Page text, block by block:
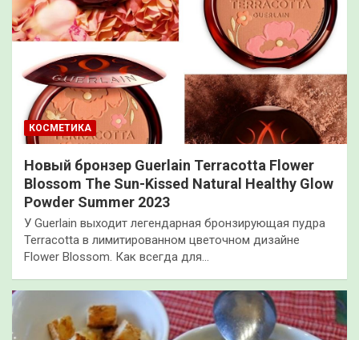
КОСМЕТИКА
Новый бронзер Guerlain Terracotta Flower
Blossom The Sun-Kissed Natural Healthy Glow
Powder Summer 2023
У Guerlain выходит легендарная бронзирующая пудра
Terracotta в лимитированном цветочном дизайне
Flower Blossom. Как всегда для…